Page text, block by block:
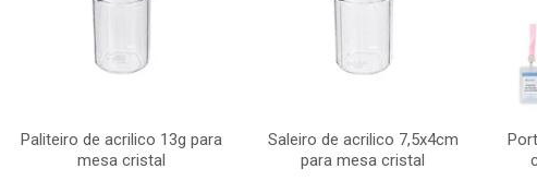
Paliteiro de acrilico 13g para
mesa cristal
Saleiro de acrilico 7,5x4cm
para mesa cristal